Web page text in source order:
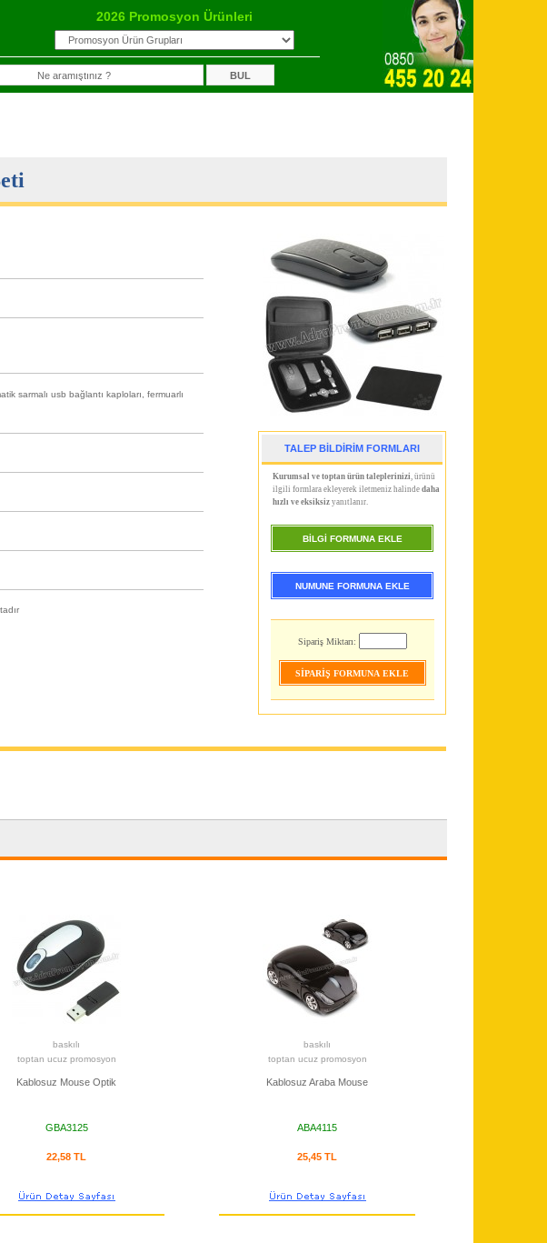
2026 Promosyon Ürünleri
sarmalı usb bağlantı kaploları, fermuarlı
TALEP BİLDİRİM FORMLARI
Kurumsal ve toptan ürün taleplerinizi , ürünü
ilgili formlara ekleyerek iletmeniz halindedaha
hızlı ve eksiksiz yanıtlanır.
BİLGİ FORMUNA EKLE
NUMUNE FORMUNA EKLE
Sipariş Miktarı:
baskılı
toptan ucuz promosyon
Kablosuz Mouse Optik
GBA3125
22,58 TL
baskılı
toptan ucuz promosyon
Kablosuz Araba Mouse
ABA4115
25,45 TL